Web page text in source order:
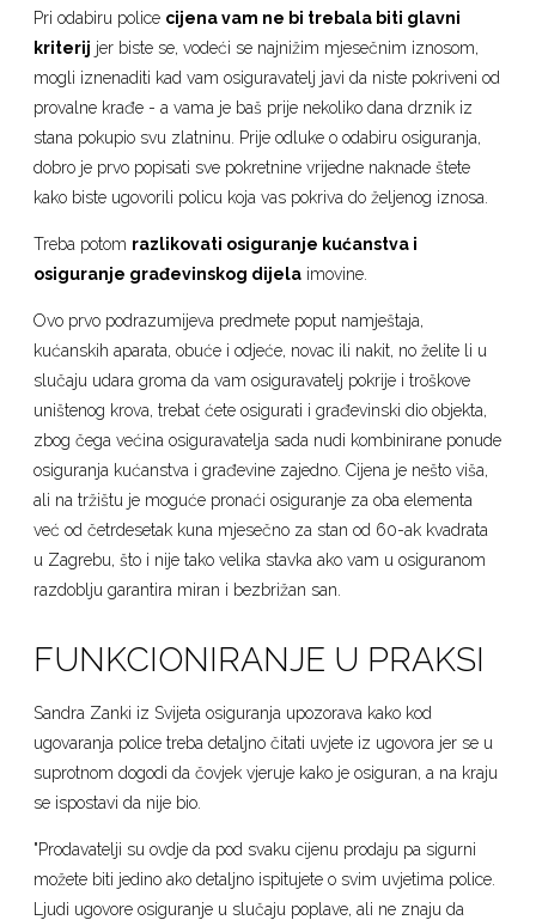
Pri odabiru police cijena vam ne bi trebala biti glavni
kriterij jer biste se, vodeći se najnižim mjesečnim iznosom,
mogli iznenaditi kad vam osiguravatelj javi da niste pokriveni od
provalne krađe - a vama je baš prije nekoliko dana drznik iz
stana pokupio svu zlatninu. Prije odluke o odabiru osiguranja,
dobro je prvo popisati sve pokretnine vrijedne naknade štete
kako biste ugovorili policu koja vas pokriva do željenog iznosa.
Treba potom razlikovati osiguranje kućanstva i
osiguranje građevinskog dijela imovine.
Ovo prvo podrazumijeva predmete poput namještaja,
kućanskih aparata, obuće i odjeće, novac ili nakit, no želite li u
slučaju udara groma da vam osiguravatelj pokrije i troškove
uništenog krova, trebat ćete osigurati i građevinski dio objekta,
zbog čega većina osiguravatelja sada nudi kombinirane ponude
osiguranja kućanstva i građevine zajedno. Cijena je nešto viša,
ali na tržištu je moguće pronaći osiguranje za oba elementa
već od četrdesetak kuna mjesečno za stan od 60-ak kvadrata
u Zagrebu, što i nije tako velika stavka ako vam u osiguranom
razdoblju garantira miran i bezbrižan san.
FUNKCIONIRANJE U PRAKSI
Sandra Zanki iz Svijeta osiguranja upozorava kako kod
ugovaranja police treba detaljno čitati uvjete iz ugovora jer se u
suprotnom dogodi da čovjek vjeruje kako je osiguran, a na kraju
se ispostavi da nije bio.
"Prodavatelji su ovdje da pod svaku cijenu prodaju pa sigurni
možete biti jedino ako detaljno ispitujete o svim uvjetima police.
Ljudi ugovore osiguranje u slučaju poplave, ali ne znaju da